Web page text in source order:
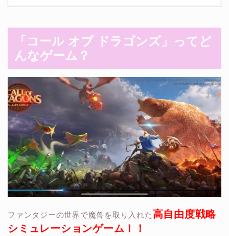
「コール オブ ドラゴンズ 」ってど
んなゲーム？
ファンタジーの世界で魔兽を取り入れた高自由度戦略
シミュレーションゲーム！！